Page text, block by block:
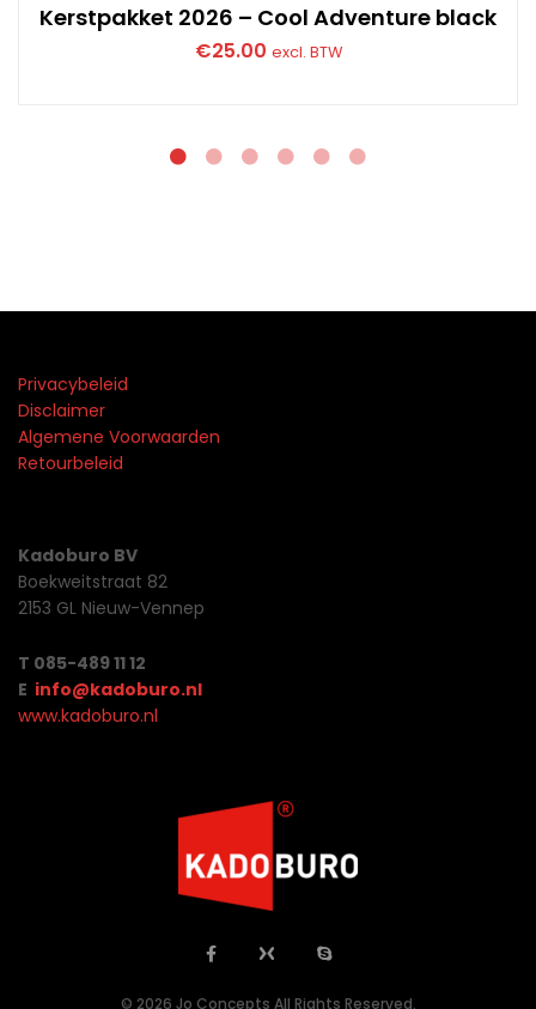
Kerstpakket 2026 – Cool Adventure black
€25.00 excl. BTW
Privacybeleid
Disclaimer
Algemene Voorwaarden
Retourbeleid
Kadoburo BV
Boekweitstraat 82
2153 GL Nieuw-Vennep
T 085-489 11 12
E info@kadoburo.nl
www.kadoburo.nl
© 2026 Jo Concepts All Rights Reserved.